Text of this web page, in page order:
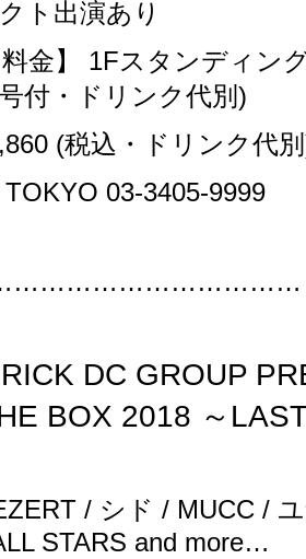
ト出演あり
金】 1Fスタンディン
付・ドリンク代別 )
(税込・ドリンク代別
03-3405-9999
DC GROUP
BOX 2018 ～
/ シド / MUCC /
STARS and more…